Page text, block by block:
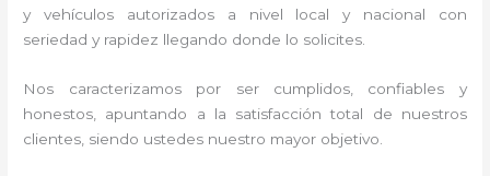
y vehículos autorizados a nivel local y nacional con
seriedad y rapidez llegando donde lo solicites.
Nos caracterizamos por ser cumplidos, confiables y
honestos, apuntando a la satisfacción total de nuestros
clientes, siendo ustedes nuestro mayor objetivo.